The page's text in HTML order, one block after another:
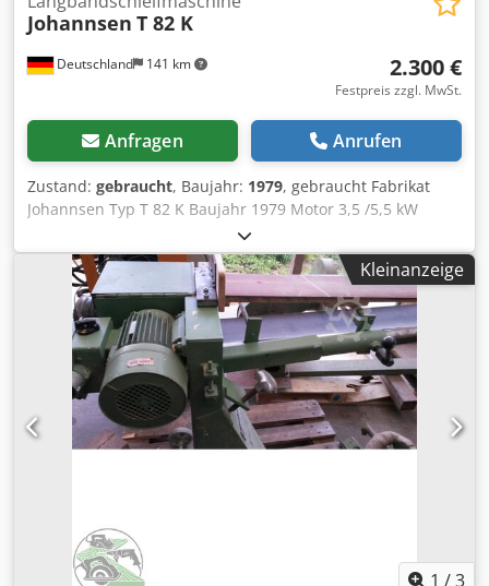
Deutschland 141 km
Johannsen T 82 K
2.300 €
Festpreis zzgl. MwSt.
Anfragen Anrufen
Zustand: gebraucht, Baujahr: 1979, gebraucht Fabrikat
Johannsen Typ T 82 K Baujahr 1979 Motor 3,5 /5,5 kW
Schleiflänge ca. 2800 mm Schleifbreite ca. 950 mm
Tischgröße ca. 2800 mm x 950 mm Kröpfung rechts ca. 900
mm obere Bandabdeckung pneumatischer
Schleifschuhandruck Dcsdpfx Asvwf A Hoglek Rechts-Links-
Lauf Bandausblasung Schleifschuh 300 mm
Absauganschluss D 180 mm Platzbedarf ca. 4000 mm x
1800 mm x 1400 mm Gesamtanschlusswert ca. 5,5 kW
Lagerort 97447 Gerolzhofen, frei verladen, unverpackt
Übergabe im Istzustand wie besichtigt, ohne Garantie und
Gewährleistung
Kleinanzeige
1 /3